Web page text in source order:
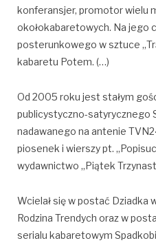
konferansjer, promotor wielu
okołokabaretowych. Na jego
posterunkowego w sztuce
kabaretu Potem. (…)
Od 2005 roku jest stałym
publicystyczno-satyrycznego
nadawanego na antenie
piosenek i wierszy pt.
wydawnictwo „Piątek
Wcielał się w postać Dziadka
Rodzina Trendych oraz w
serialu kabaretowym